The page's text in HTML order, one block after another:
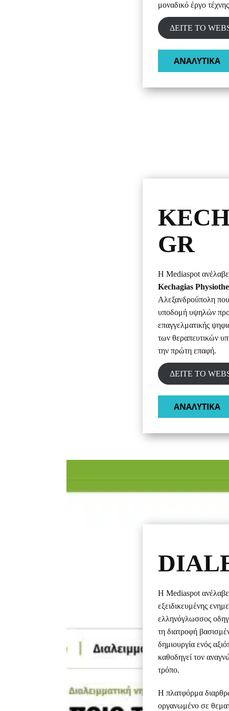
μοναδικό έργο
ΔΕΙΤΕ ΤΟ
ΑΝΑΛΥΤΙΚΑ​
GR
Η Mediaspot ανέλαβε
Kechagias
Αλεξανδρούπολη που
υποδομή υψηλών
επαγγελματικής
των θεραπευτικών
την πρώτη επαφή.
ΔΕΙΤΕ ΤΟ
ΑΝΑΛΥΤΙΚΑ​
Η Mediaspot
εξειδικευμένης
ελληνόγλωσσος
τη διατροφή
δημιουργία ενός
καθοδηγεί τον
τρόπο.
Η πλατφόρμα
οργανωμένο σε